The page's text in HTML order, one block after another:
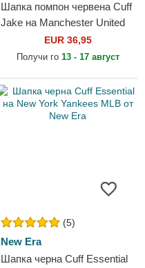
Шапка помпон червена Cuff
Jake на Manchester United
Football Club Premier League
от New Era
EUR 36,95
Получи го 13 - 17 август
(5)
New Era
Шапка черна Cuff Essential